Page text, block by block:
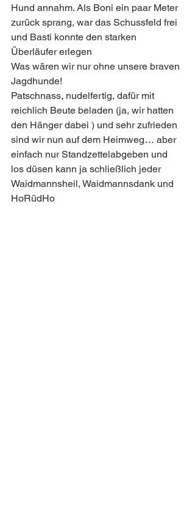
Hund annahm. Als Boni ein paar Meter
zurück sprang, war das Schussfeld frei
und Basti konnte den starken
Überläufer erlegen
Was wären wir nur ohne unsere braven
Jagdhunde!
Patschnass, nudelfertig, dafür mit
reichlich Beute beladen (ja, wir hatten
den Hänger dabei ) und sehr zufrieden
sind wir nun auf dem Heimweg… aber
einfach nur Standzettelabgeben und
los düsen kann ja schließlich jeder
Waidmannsheil, Waidmannsdank und
HoRüdHo